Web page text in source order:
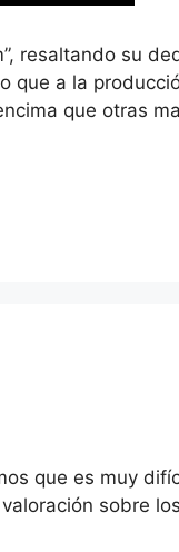
resaltando su
que a la
que otras
que es muy
sobre